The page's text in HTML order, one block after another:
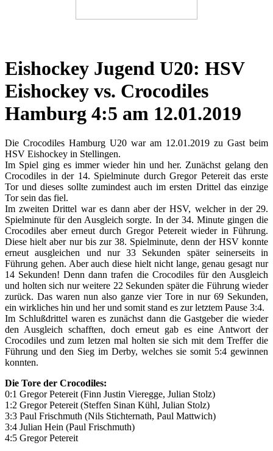
Eishockey Jugend U20: HSV
Eishockey vs. Crocodiles
Hamburg 4:5 am 12.01.2019
Die Crocodiles Hamburg U20 war am 12.01.2019 zu Gast beim
HSV Eishockey in Stellingen.
Im Spiel ging es immer wieder hin und her. Zunächst gelang den
Crocodiles in der 14. Spielminute durch Gregor Petereit das erste
Tor und dieses sollte zumindest auch im ersten Drittel das einzige
Tor sein das fiel.
Im zweiten Drittel war es dann aber der HSV, welcher in der 29.
Spielminute für den Ausgleich sorgte. In der 34. Minute gingen die
Crocodiles aber erneut durch Gregor Petereit wieder in Führung.
Diese hielt aber nur bis zur 38. Spielminute, denn der HSV konnte
erneut ausgleichen und nur 33 Sekunden später seinerseits in
Führung gehen. Aber auch diese hielt nicht lange, genau gesagt nur
14 Sekunden! Denn dann trafen die Crocodiles für den Ausgleich
und holten sich nur weitere 22 Sekunden später die Führung wieder
zurück. Das waren nun also ganze vier Tore in nur 69 Sekunden,
ein wirkliches hin und her und somit stand es zur letztem Pause 3:4.
Im Schlußdrittel waren es zunächst dann die Gastgeber die wieder
den Ausgleich schafften, doch erneut gab es eine Antwort der
Crocodiles und zum letzen mal holten sie sich mit dem Treffer die
Führung und den Sieg im Derby, welches sie somit 5:4 gewinnen
konnten.
Die Tore der Crocodiles:
0:1 Gregor Petereit (Finn Justin Vieregge, Julian Stolz)
1:2 Gregor Petereit (Steffen Sinan Kühl, Julian Stolz)
3:3 Paul Frischmuth (Nils Stichternath, Paul Mattwich)
3:4 Julian Hein (Paul Frischmuth)
4:5 Gregor Petereit